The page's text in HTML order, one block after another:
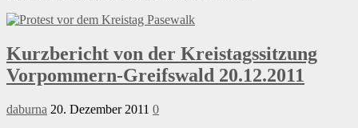
Kurzbericht von der Kreistagssitzung
Vorpommern-Greifswald 20.12.2011
daburna 20. Dezember 2011 0